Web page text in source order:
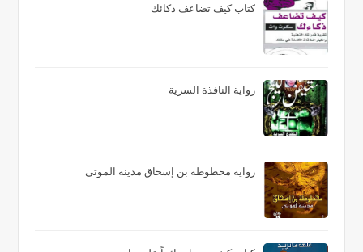
كتاب كيف تضاعف ذكائك
رواية النافذة السرية
رواية مخطوطة بن إسحاق مدينة الموتى